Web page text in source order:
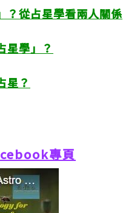
？從占星學看兩人關係
星學」？
星？
專頁